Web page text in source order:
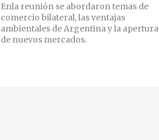
Enla reunión se abordaron temas de
comercio bilateral, las ventajas
ambientales de Argentina y la apertura
de nuevos mercados.